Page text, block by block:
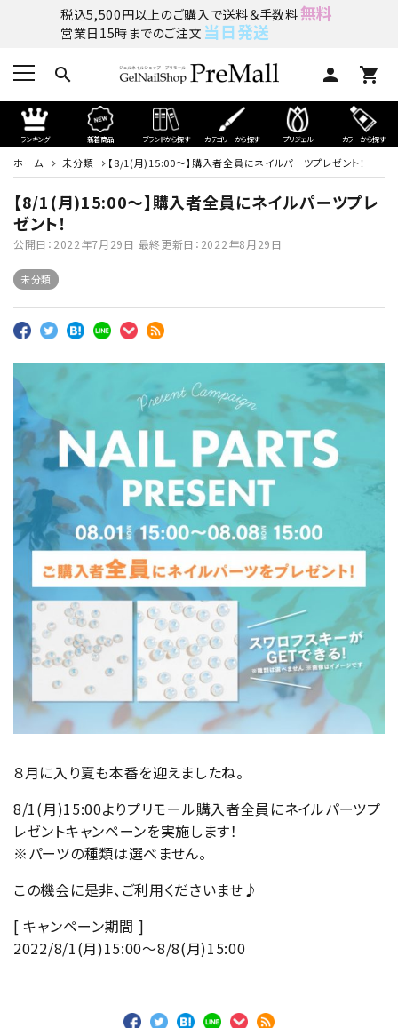
税込5,500円以上のご購入で送料＆手数料無料
営業日15時までのご注文 当日発送
search person shopping_cart
ランキング 新着商品 ブランドから探す カテゴリーから探す プリジェル カラーから探す
ホーム 未分類 【8/1(月)15:00～】購入者全員にネイルパーツプレゼント！
【8/1(月)15:00～】購入者全員にネイルパーツプレ
ゼント！
公開日： 2022年7月29日 最終更新日： 2022年8月29日
未分類
８月に入り夏も本番を迎えましたね。
8/1(月)15:00よりプリモール購入者全員にネイルパーツプ
レゼントキャンペーンを実施します！
※パーツの種類は選べません。
この機会に是非、ご利用くださいませ♪
[ キャンペーン期間 ]
2022/8/1(月)15:00～8/8(月)15:00